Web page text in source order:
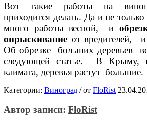
Вот такие работы на
приходится делать. Да и не
много работы весной, и
опрыскивание от вредителей, и
Об обрезке больших деревьев
следующей статье. В Крыму,
климата, деревья растут большие.
Категории: Виноград /от FloRist
Автор записи: FloRist